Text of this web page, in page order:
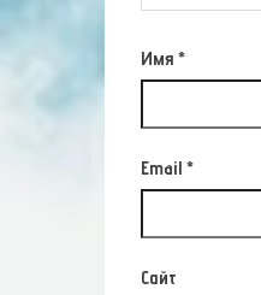
Имя *
Email *
Сайт